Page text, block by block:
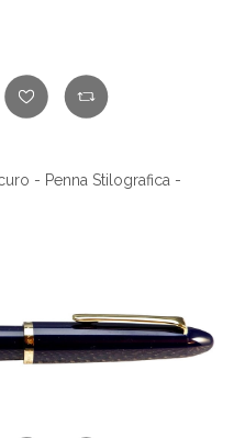
- Penna Stilografica -